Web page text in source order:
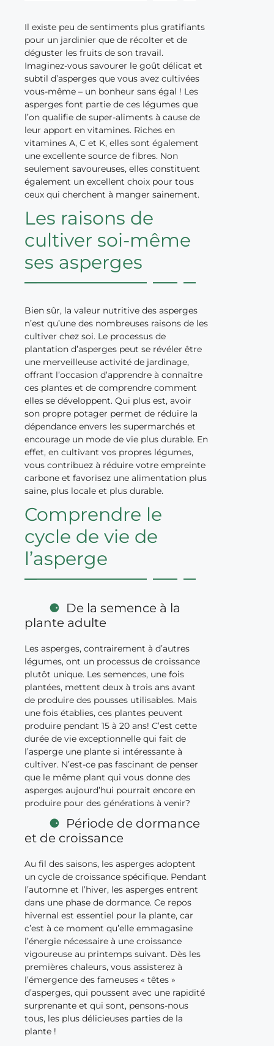
Il existe peu de sentiments plus gratifiants
pour un jardinier que de récolter et de
déguster les fruits de son travail.
Imaginez-vous savourer le goût délicat et
subtil d’asperges que vous avez cultivées
vous-même – un bonheur sans égal ! Les
asperges font partie de ces légumes que
l’on qualifie de super-aliments à cause de
leur apport en vitamines. Riches en
vitamines A, C et K, elles sont également
une excellente source de fibres. Non
seulement savoureuses, elles constituent
également un excellent choix pour tous
ceux qui cherchent à manger sainement.
Les raisons de
cultiver soi-même
ses asperges
Bien sûr, la valeur nutritive des asperges
n’est qu’une des nombreuses raisons de les
cultiver chez soi. Le processus de
plantation d’asperges peut se révéler être
une merveilleuse activité de jardinage,
offrant l’occasion d’apprendre à connaître
ces plantes et de comprendre comment
elles se développent. Qui plus est, avoir
son propre potager permet de réduire la
dépendance envers les supermarchés et
encourage un mode de vie plus durable. En
effet, en cultivant vos propres légumes,
vous contribuez à réduire votre empreinte
carbone et favorisez une alimentation plus
saine, plus locale et plus durable.
Comprendre le
cycle de vie de
l’asperge
De la semence à la
plante adulte
Les asperges, contrairement à d’autres
légumes, ont un processus de croissance
plutôt unique. Les semences, une fois
plantées, mettent deux à trois ans avant
de produire des pousses utilisables. Mais
une fois établies, ces plantes peuvent
produire pendant 15 à 20 ans! C’est cette
durée de vie exceptionnelle qui fait de
l’asperge une plante si intéressante à
cultiver. N’est-ce pas fascinant de penser
que le même plant qui vous donne des
asperges aujourd’hui pourrait encore en
produire pour des générations à venir?
Période de dormance
et de croissance
Au fil des saisons, les asperges adoptent
un cycle de croissance spécifique. Pendant
l’automne et l’hiver, les asperges entrent
dans une phase de dormance. Ce repos
hivernal est essentiel pour la plante, car
c’est à ce moment qu’elle emmagasine
l’énergie nécessaire à une croissance
vigoureuse au printemps suivant. Dès les
premières chaleurs, vous assisterez à
l’émergence des fameuses « têtes »
d’asperges, qui poussent avec une rapidité
surprenante et qui sont, pensons-nous
tous, les plus délicieuses parties de la
plante !